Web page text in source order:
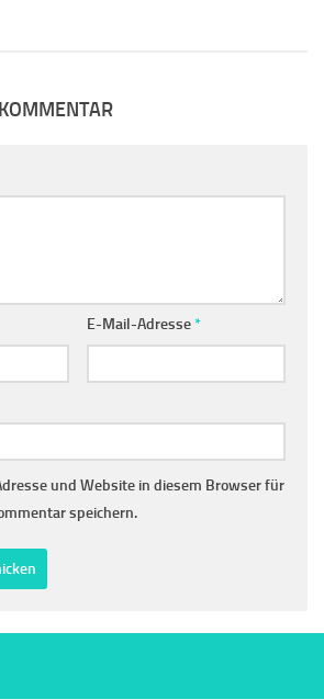
E-Mail-Adresse*
und Website in diesem Browser für
speichern.